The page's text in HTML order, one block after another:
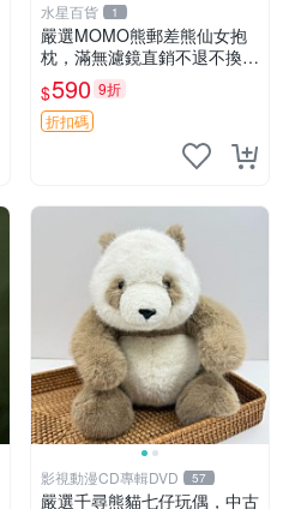
水星百貨 1
嚴選MOMO熊郵差熊仙女抱
枕，滿無濾鏡直銷不退不換
經典造型可愛必備 紅薯啵啵
間抱枕 抱枕 時尚
$590 9折
折扣碼
影視動漫CD專輯DVD 57
嚴選千尋熊貓七仔玩偶，中古